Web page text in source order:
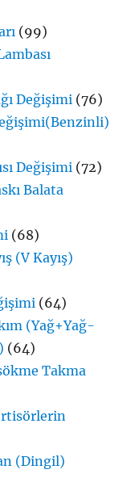
(99)
Değişimi (76)
Değişimi (72)
Balata
(68)
(V Kayış)
(64)
(Yağ+Yağ-
(64)
Takma
(Dingil)